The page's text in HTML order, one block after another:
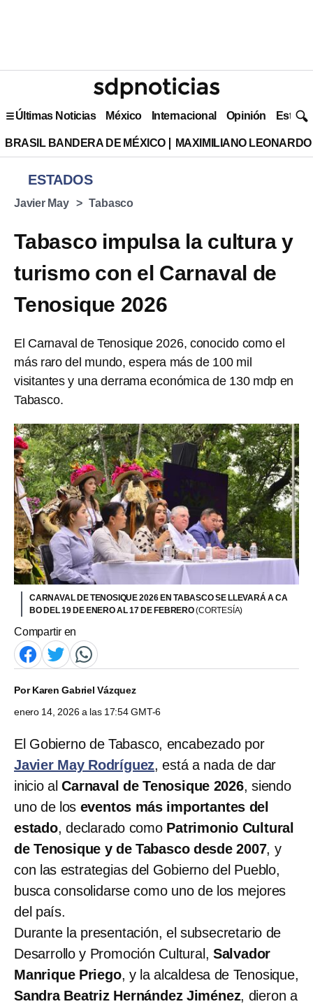
Últimas Noticias México Internacional Opinión Estilo
BRASIL BANDERA DE MÉXICO MAXIMILIANO
ESTADOS
Javier May Tabasco
Tabasco impulsa la cultura y
turismo con el Carnaval de
Tenosique 2026
El Carnaval de Tenosique 2026, conocido como el
más raro del mundo, espera más de 100 mil
visitantes y una derrama económica de 130 mdp en
Tabasco.
CARNAVAL DE TENOSIQUE 2026 EN TABASCO SE LLEVARÁ A CA
BO DEL 19 DE ENERO AL 17 DE FEBRERO(CORTESÍA)
Compartir en
PorKaren Gabriel Vázquez
enero 14, 2026 a las 17:54 GMT-6
El Gobierno de Tabasco, encabezado por
Javier May Rodríguez, está a nada de dar
inicio alCarnaval de Tenosique 2026, siendo
uno de los eventos más importantes del
estado, declarado como Patrimonio Cultural
de Tenosique y de Tabasco desde 2007, y
con las estrategias del Gobierno del Pueblo,
busca consolidarse como uno de los mejores
del país.
Durante la presentación, el subsecretario de
Desarrollo y Promoción Cultural, Salvador
Manrique Priego, y la alcaldesa de Tenosique,
Sandra Beatriz Hernández Jiménez, dieron a